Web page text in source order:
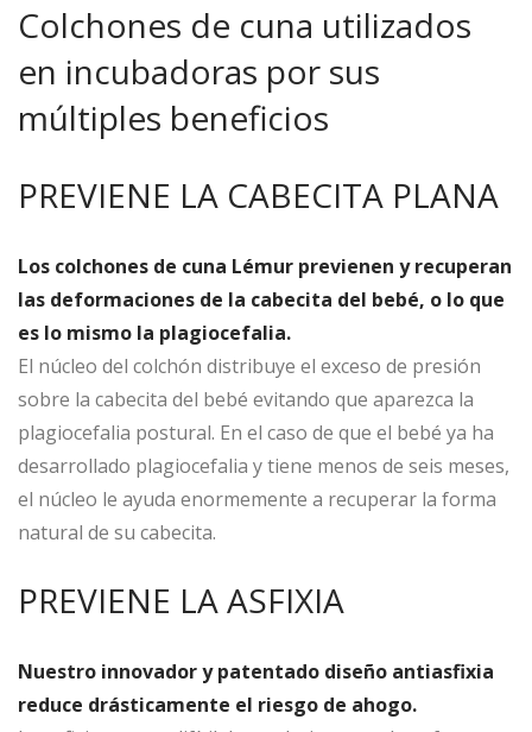
Colchones de cuna utilizados
en incubadoras por sus
múltiples beneficios
PREVIENE LA CABECITA PLANA
Los colchones de cuna Lémur previenen y recuperan
las deformaciones de la cabecita del bebé, o lo que
es lo mismo la plagiocefalia.
El núcleo del colchón distribuye el exceso de presión
sobre la cabecita del bebé evitando que aparezca la
plagiocefalia postural. En el caso de que el bebé ya ha
desarrollado plagiocefalia y tiene menos de seis meses,
el núcleo le ayuda enormemente a recuperar la forma
natural de su cabecita.
PREVIENE LA ASFIXIA
Nuestro innovador y patentado diseño antiasfixia
reduce drásticamente el riesgo de ahogo.